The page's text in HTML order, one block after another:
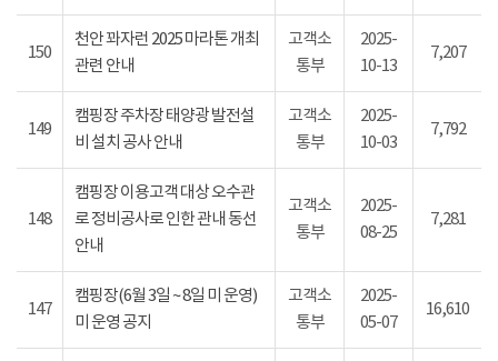
150
천안 꽈자런 2025 마라톤 개최
관련 안내
고객소
통부
2025-
10-13
7,207
149
캠핑장 주차장 태양광 발전설
비 설치 공사 안내
고객소
통부
2025-
10-03
7,792
148
캠핑장 이용고객 대상 오수관
로 정비공사로 인한 관내 동선
안내
고객소
통부
2025-
08-25
7,281
147
캠핑장(6월 3일 ~ 8일 미 운영)
미 운영 공지
고객소
통부
2025-
05-07
16,610